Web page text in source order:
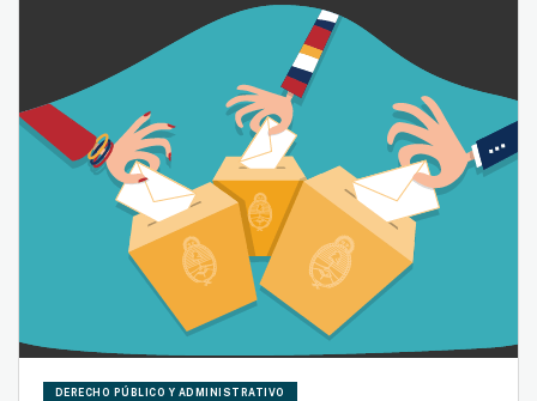
DERECHO PÚBLICO Y ADMINISTRATIVO